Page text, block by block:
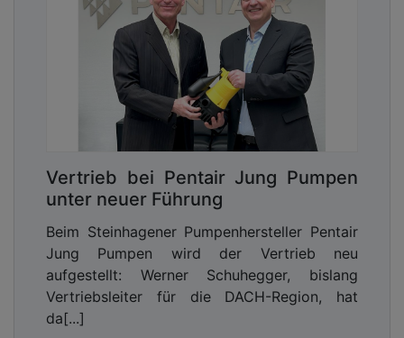
Vertrieb bei Pentair Jung Pumpen
unter neuer Führung
Beim Steinhagener Pumpenhersteller Pentair
Jung Pumpen wird der Vertrieb neu
aufgestellt: Werner Schuhegger, bislang
Vertriebsleiter für die DACH-Region, hat
da[...]